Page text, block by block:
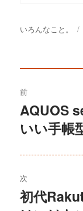
投
いろんなこと。
稿
ナ
ビ
ゲ
ー
前
過
去
投
稿:
AQUOS
いい手帳
次
次
初代